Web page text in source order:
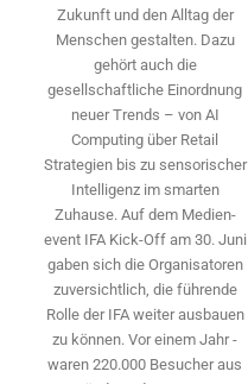
Zukunft und den Alltag der
Menschen gestalten. Dazu
gehört auch die
gesellschaftliche Einordnung
neuer Trends – von AI
Computing über Retail
Strategien bis zu sensorischer
Intelligenz im smarten
Zuhause. Auf dem Medien­
event IFA Kick-Off am 30. Juni
gaben sich die Organisatoren
zuversichtlich, die führende
Rolle der IFA weiter ausbauen
zu können. Vor einem Jahr ­
waren 220.000 Besucher aus